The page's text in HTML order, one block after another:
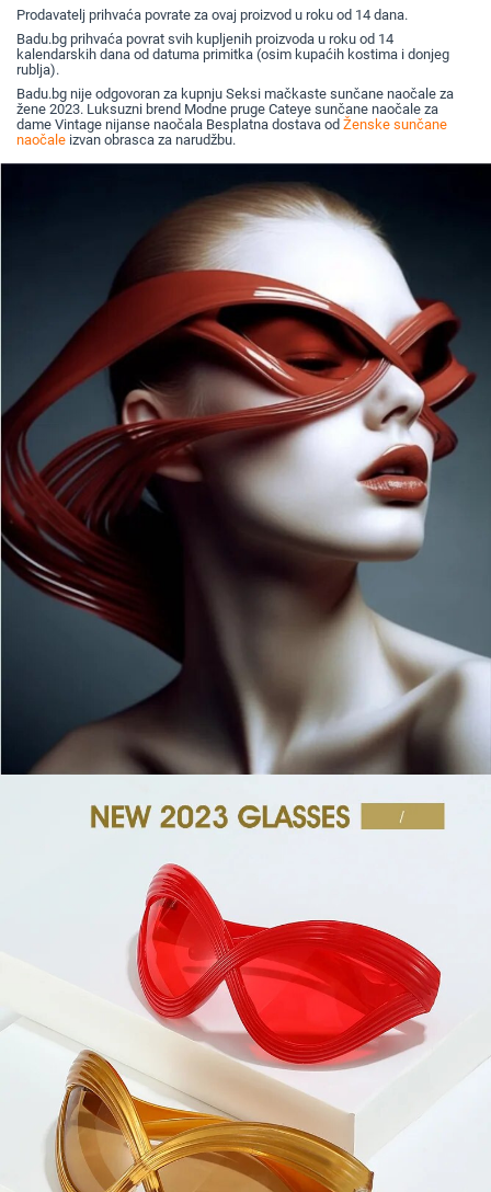
zaštita
Prodavatelj prihvaća povrate za ovaj proizvod u roku od 14 dana.
Badu.bg prihvaća povrat svih kupljenih proizvoda u roku od 14
kalendarskih dana od datuma primitka (osim kupaćih kostima i donjeg
rublja).
Badu.bg nije odgovoran za kupnju Seksi mačkaste sunčane naočale za
žene 2023. Luksuzni brend Modne pruge Cateye sunčane naočale za
dame Vintage nijanse naočala Besplatna dostava od Ženske sunčane
naočale izvan obrasca za narudžbu.